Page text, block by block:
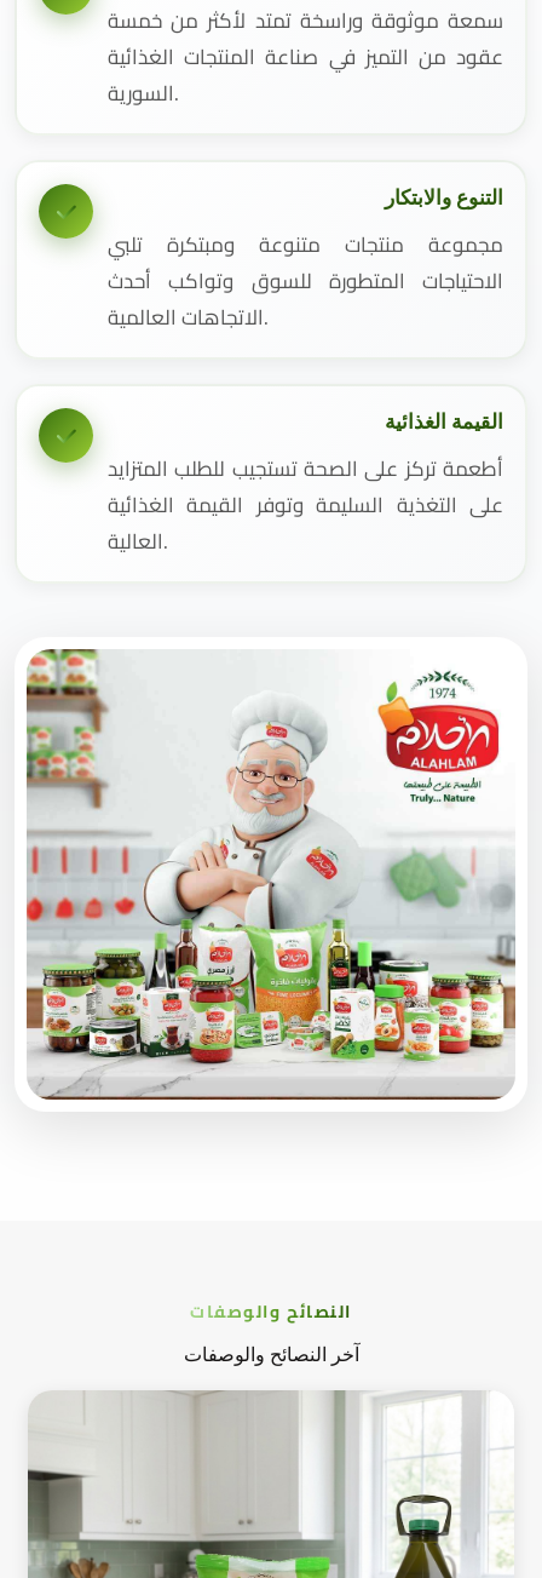
سمعة موثوقة وراسخة تمتد لأكثر من خمسة
عقود من التميز في صناعة المنتجات الغذائية
السورية.
التنوع والابتكار
مجموعة منتجات متنوعة ومبتكرة تلبي
الاحتياجات المتطورة للسوق وتواكب أحدث
الاتجاهات العالمية.
القيمة الغذائية
أطعمة تركز على الصحة تستجيب للطلب المتزايد
على التغذية السليمة وتوفر القيمة الغذائية
العالية.
النصائح والوصفات
آخر النصائح والوصفات